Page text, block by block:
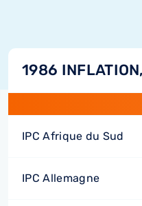
1986
IPC Afrique du Sud
IPC Allemagne